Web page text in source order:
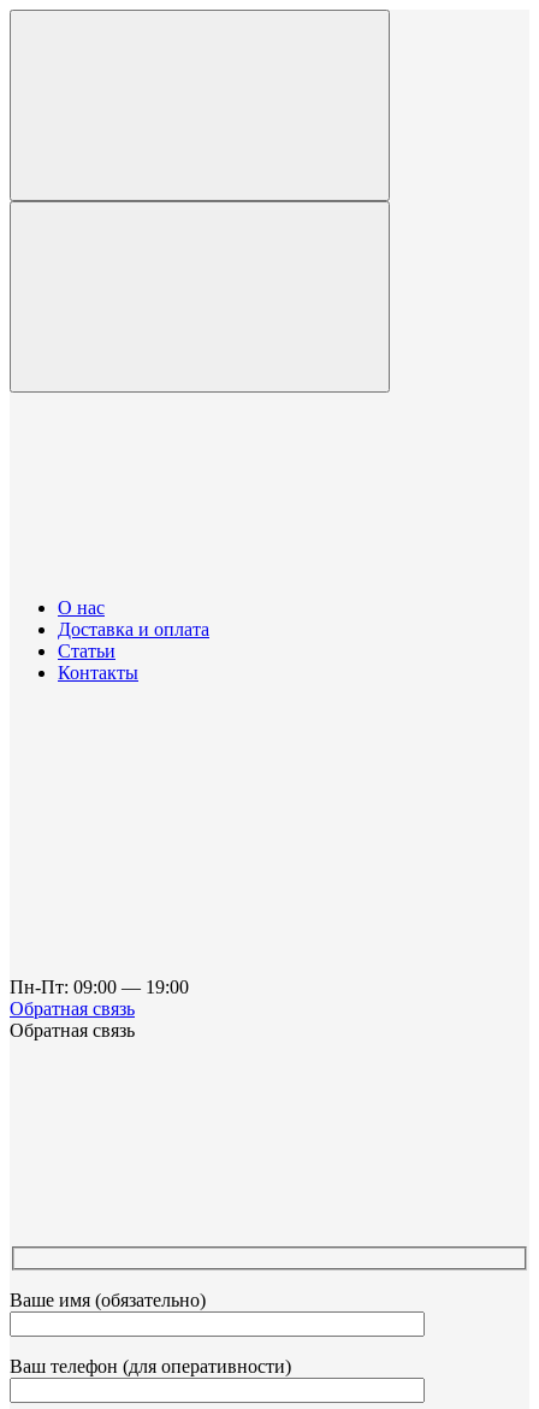
О нас
Доставка и оплата
Статьи
Контакты
Пн-Пт: 09:00 — 19:00
Обратная связь
Обратная связь
Ваше имя (обязательно)
Ваш телефон (для оперативности)